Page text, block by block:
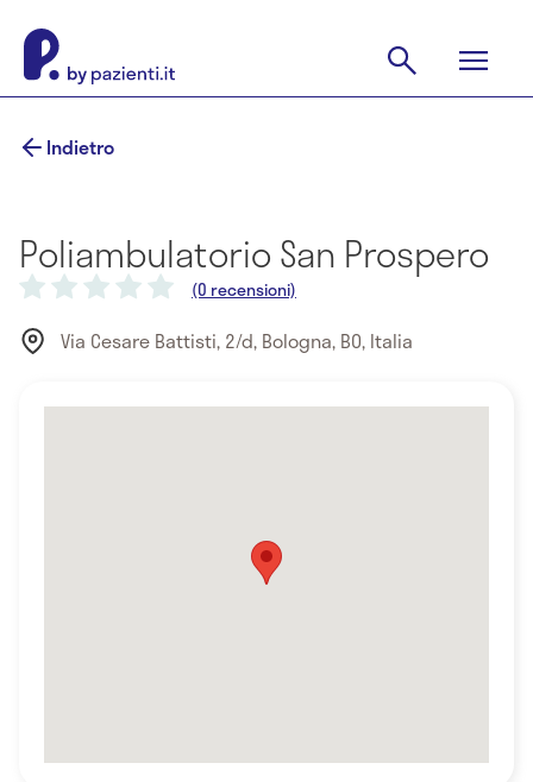
Indietro
Poliambulatorio San Prospero
(0 recensioni)
Via Cesare Battisti, 2/d, Bologna, BO, Italia